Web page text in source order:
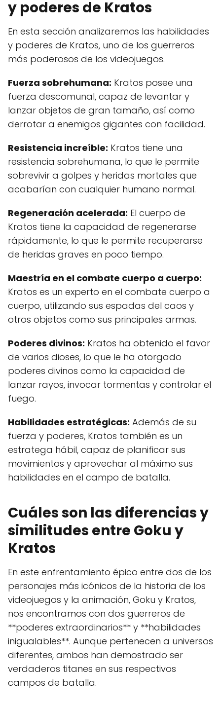
y poderes de Kratos
En esta sección analizaremos las habilidades
y poderes de Kratos, uno de los guerreros
más poderosos de los videojuegos.
Fuerza sobrehumana: Kratos posee una
fuerza descomunal, capaz de levantar y
lanzar objetos de gran tamaño, así como
derrotar a enemigos gigantes con facilidad.
Resistencia increíble: Kratos tiene una
resistencia sobrehumana, lo que le permite
sobrevivir a golpes y heridas mortales que
acabarían con cualquier humano normal.
Regeneración acelerada: El cuerpo de
Kratos tiene la capacidad de regenerarse
rápidamente, lo que le permite recuperarse
de heridas graves en poco tiempo.
Maestría en el combate cuerpo a cuerpo:
Kratos es un experto en el combate cuerpo a
cuerpo, utilizando sus espadas del caos y
otros objetos como sus principales armas.
Poderes divinos: Kratos ha obtenido el favor
de varios dioses, lo que le ha otorgado
poderes divinos como la capacidad de
lanzar rayos, invocar tormentas y controlar el
fuego.
Habilidades estratégicas: Además de su
fuerza y poderes, Kratos también es un
estratega hábil, capaz de planificar sus
movimientos y aprovechar al máximo sus
habilidades en el campo de batalla.
Cuáles son las diferencias y
similitudes entre Goku y
Kratos
En este enfrentamiento épico entre dos de los
personajes más icónicos de la historia de los
videojuegos y la animación, Goku y Kratos,
nos encontramos con dos guerreros de
**poderes extraordinarios** y **habilidades
inigualables**. Aunque pertenecen a universos
diferentes, ambos han demostrado ser
verdaderos titanes en sus respectivos
campos de batalla.